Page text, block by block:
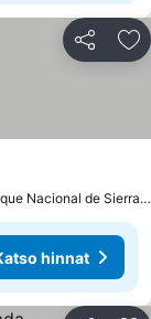
Jaa
hinnat
Nacional de Sierra
hinnat